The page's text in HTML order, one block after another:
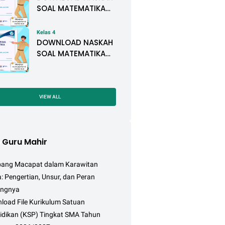
BATANG
SOAL MATEMATIKA
BAB 5. BANGUN
DATAR
Kelas 4
DOWNLOAD NASKAH
SOAL MATEMATIKA
LUAS DAN VOLUME
VIEW ALL
Mahir
Macapat dalam Karawitan
Pengertian, Unsur, dan Peran
File Kurikulum Satuan
(KSP) Tingkat SMA Tahun